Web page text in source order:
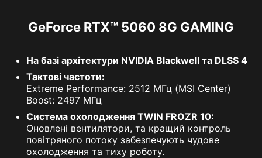
GeForce RTX™ 5060 8G GAMING
На базі архітектури NVIDIA Blackwell та DLSS 4
Тактові частоти:
Extreme Performance: 2512 МГц (MSI Center)
Boost: 2497 МГц
Система охолодження TWIN FROZR 10:
Оновлені вентилятори, та кращий контроль
повітряного потоку забезпечують чудове
охолодження та тиху роботу.